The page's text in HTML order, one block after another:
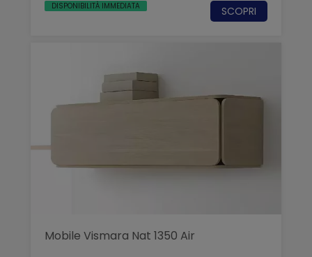
DISPONIBILITÀ IMMEDIATA SCOPRI
Mobile Vismara Nat 1350 Air